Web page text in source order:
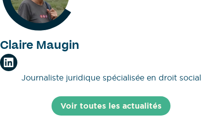
Claire Maugin
Journaliste juridique spécialisée en droit social
Voir toutes les actualités